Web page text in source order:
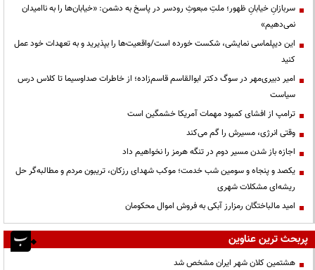
سربازانِ خیابانِ ظهور؛ ملتِ مبعوثِ رودسر در پاسخ به دشمن: «خیابان‌ها را به ناامیدان
نمی‌دهیم»
این دیپلماسی نمایشی، شکست خورده است/واقعیت‌ها را بپذیرید و به تعهدات خود عمل
کنید
امیر دبیری‌مهر در سوگ دکتر ابوالقاسم قاسم‌زاده؛ از خاطرات صداوسیما تا کلاس درس
سیاست
ترامپ از افشای کمبود مهمات آمریکا خشمگین است
وقتی انرژی، مسیرش را گم می‌کند
اجازه باز شدن مسیر دوم در تنگه هرمز را نخواهیم داد
یکصد و پنجاه و سومین شب خدمت؛ موکب شهدای رزکان، تریبون مردم و مطالبه‌گر حل
ریشه‌ای مشکلات شهری
امید مالباختگان رمزارز آبکی به فروش اموال محکومان
پربحث ترین عناوین
هشتمین کلان شهر ایران مشخص شد